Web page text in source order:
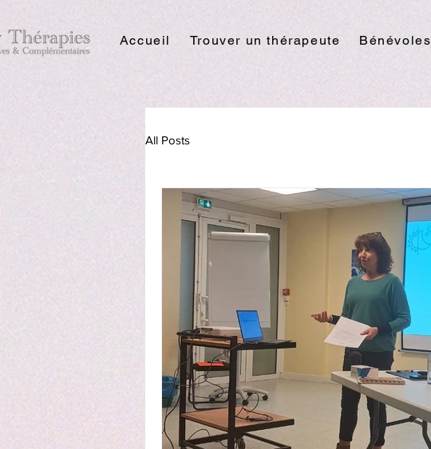
Accueil Trouver un thérapeute Bénévoles
All Posts